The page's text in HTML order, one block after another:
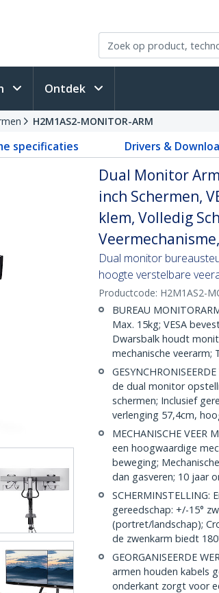
Ontdek
H2M1AS2-MONITOR-ARM
specificaties Drivers &
Dual Monitor
inch Schermen,
klem, Volledig
Dual monitor
hoogte verstelbare
Productcode: H2M1AS2-
BUREAU
Max. 15kg; VESA
Dwarsbalk houdt
mechanische veerarm;
de dual monitor
schermen; Inclusief
verlenging 57,4cm,
MECHANISCHE VEER
een hoogwaardige
beweging;
dan gasveren; 10 jaar
gereedschap: +/-15°
(portret/landschap);
de zwenkarm biedt
GEORGANISEERDE
armen houden kabels
onderkant zorgt voor